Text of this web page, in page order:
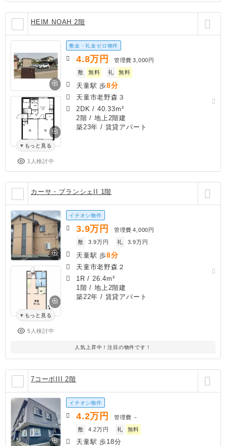
HEIM NOAH 2階
もっと見る
1人検討中
敷金・礼金ゼロ物件
4.8万円 管理費 3,000円
敷
無料 礼 無料
天童駅 歩8分
天童市老野森３
2DK / 40.33m²
2階 / 地上2階建
築23年 / 賃貸アパート
カーサ・ブランシェII 1階
もっと見る
5人検討中
イチオシ物件
3.9万円 管理費 4,000円
敷
3.9万円 礼 3.9万円
天童駅 歩8分
天童市老野森２
1R / 26.4m²
1階 / 地上2階建
築22年 / 賃貸アパート
人気上昇中！注目の物件です！
7コーポIII 2階
イチオシ物件
4.2万円 管理費 －
敷
4.2万円 礼 無料
天童駅 歩18分